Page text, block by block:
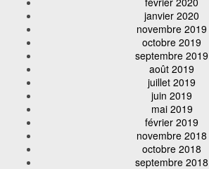
janvier 2020
novembre 2019
octobre 2019
septembre 2019
août 2019
juillet 2019
juin 2019
mai 2019
février 2019
novembre 2018
octobre 2018
septembre 2018